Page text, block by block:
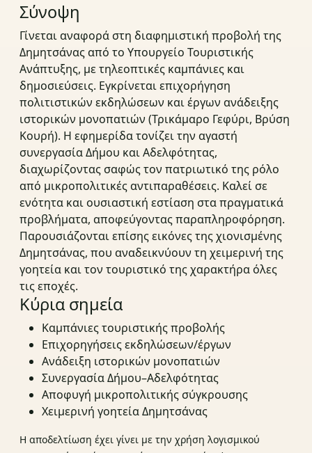
Σύνοψη
Γίνεται αναφορά στη διαφημιστική προβολή της
Δημητσάνας από το Υπουργείο Τουριστικής
Ανάπτυξης, με τηλεοπτικές καμπάνιες και
δημοσιεύσεις. Εγκρίνεται επιχορήγηση
πολιτιστικών εκδηλώσεων και έργων ανάδειξης
ιστορικών μονοπατιών (Τρικάμαρο Γεφύρι, Βρύση
Κουρή). Η εφημερίδα τονίζει την αγαστή
συνεργασία Δήμου και Αδελφότητας,
διαχωρίζοντας σαφώς τον πατριωτικό της ρόλο
από μικροπολιτικές αντιπαραθέσεις. Καλεί σε
ενότητα και ουσιαστική εστίαση στα πραγματικά
προβλήματα, αποφεύγοντας παραπληροφόρηση.
Παρουσιάζονται επίσης εικόνες της χιονισμένης
Δημητσάνας, που αναδεικνύουν τη χειμερινή της
γοητεία και τον τουριστικό της χαρακτήρα όλες
τις εποχές.
Κύρια σημεία
Καμπάνιες τουριστικής προβολής
Επιχορηγήσεις εκδηλώσεων/έργων
Ανάδειξη ιστορικών μονοπατιών
Συνεργασία Δήμου–Αδελφότητας
Αποφυγή μικροπολιτικής σύγκρουσης
Χειμερινή γοητεία Δημητσάνας
Η αποδελτίωση έχει γίνει με την χρήση λογισμικού